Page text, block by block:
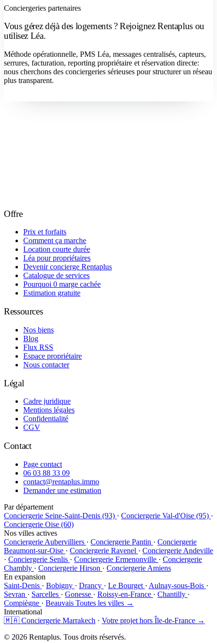
Conciergeries partenaires
Vous gérez déjà des logements ? Rejoignez Rentaplus ou
utilisez Léa.
Méthode opérationnelle, PMS Léa, messages centralisés, capteurs,
serrures, facturation, reporting propriétaire et réservation directe:
nous cherchons des conciergeries sérieuses pour structurer un réseau
plus transparent.
Offre
Prix et forfaits
Comment ça marche
Location courte durée
Léa pour propriétaires
Devenir concierge Rentaplus
Catalogue de services
Pourquoi 0 marge cachée
Estimation gratuite
Ressources
Nos biens
Blog
Flux RSS
Espace propriétaire
Nous contacter
Légal
Cadre juridique
Mentions légales
Confidentialité
CGV
Contact
Page contact
06 03 88 33 09
contact@rentaplus.immo
Demander une estimation
Par département
Conciergerie Seine-Saint-Denis (93) · Conciergerie Val-d'Oise (95) ·
Conciergerie Oise (60)
Nos villes actives
Conciergerie Aubervilliers · Conciergerie Pantin · Conciergerie
Beaumont-sur-Oise · Conciergerie Ravenel · Conciergerie Andeville
· Conciergerie Senlis · Conciergerie Ermenonville · Conciergerie
Chambly · Conciergerie Hirson · Conciergerie Amiens
En expansion
Saint-Denis · Bobigny · Drancy · Le Bourget · Aulnay-sous-Bois ·
Sevran · Sarcelles · Gonesse · Roissy-en-France · Chantilly ·
Compiègne · Beauvais Toutes les villes →
International
🇲🇦 Conciergerie Marrakech · Votre projet hors Île-de-France →
© 2026 Rentaplus. Tous droits réservés.